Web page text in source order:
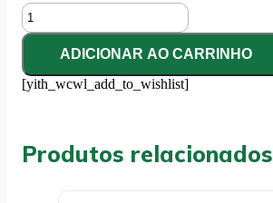
RODO
PLASTICO
45CM
VERMELHO
S/
CABO
ADICIONAR AO CARRINHO
[yith_wcwl_add_to_wishlist]
Produtos relacionados